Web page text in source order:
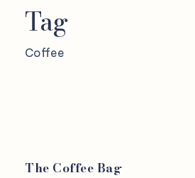
Tag
Coffee
The Coffee Bag